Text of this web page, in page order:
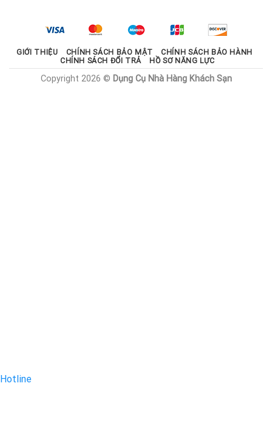
1.785.000 ₫.
GIỚI THIỆU CHÍNH SÁCH BẢO MẬT
CHÍNH SÁCH BẢO HÀNH
CHÍNH SÁCH ĐỔI TRẢ
HỒ SƠ NĂNG LỰC
Copyright 2026 © Dụng Cụ Nhà Hàng Khách Sạn
Hotline